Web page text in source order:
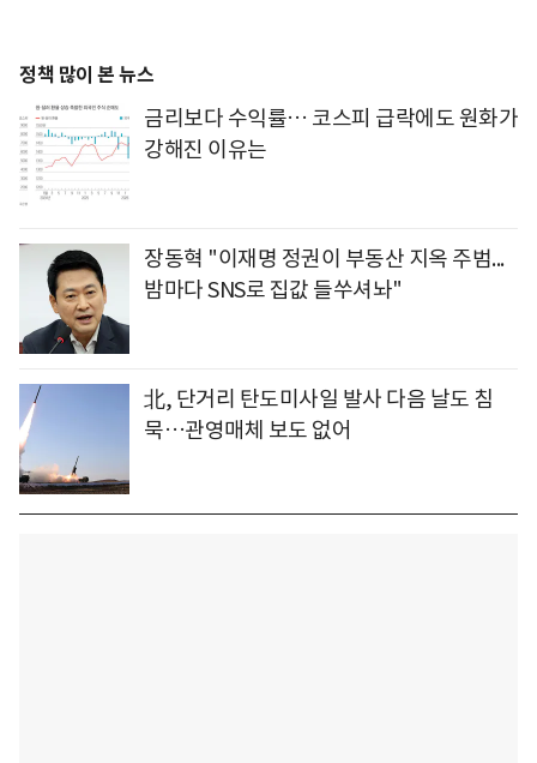
정책 많이 본 뉴스
금리보다 수익률… 코스피 급락에도 원화가
강해진 이유는
장동혁 "이재명 정권이 부동산 지옥 주범...
밤마다 SNS로 집값 들쑤셔놔"
北, 단거리 탄도미사일 발사 다음 날도 침
묵…관영매체 보도 없어